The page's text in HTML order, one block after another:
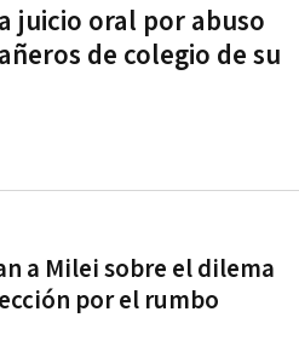
juicio oral por abuso
de colegio de su
a Milei sobre el dilema
por el rumbo